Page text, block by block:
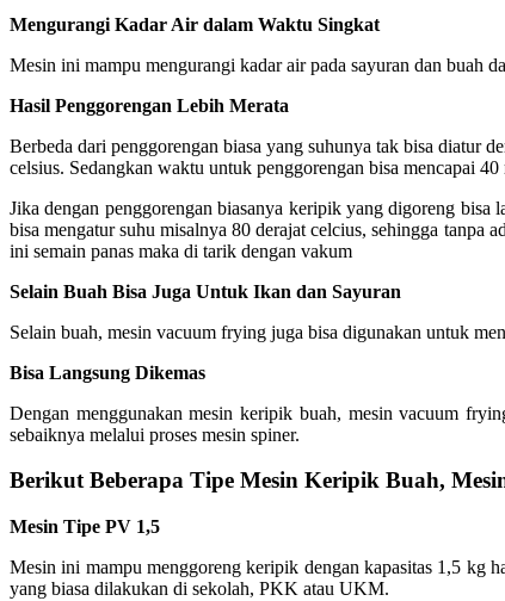
Mengurangi Kadar Air dalam Waktu Singkat
Mesin ini mampu mengurangi kadar air pada sayuran dan buah
Hasil Penggorengan Lebih Merata
Berbeda dari penggorengan biasa yang suhunya tak bisa diatur
celsius. Sedangkan waktu untuk penggorengan bisa mencapai
Jika dengan penggorengan biasanya keripik yang digoreng
bisa mengatur suhu misalnya 80 derajat celcius, sehingga tanpa
ini semain panas maka di tarik dengan vakum
Selain Buah Bisa Juga Untuk Ikan dan Sayuran
Selain buah, mesin vacuum frying juga bisa digunakan untuk
Bisa Langsung Dikemas
Dengan menggunakan mesin keripik buah, mesin vacuum
sebaiknya melalui proses mesin spiner.
Berikut Beberapa Tipe Mesin Keripik Buah,
Mesin Tipe PV 1,5
Mesin ini mampu menggoreng keripik dengan kapasitas 1,5 kg
yang biasa dilakukan di sekolah, PKK atau UKM.